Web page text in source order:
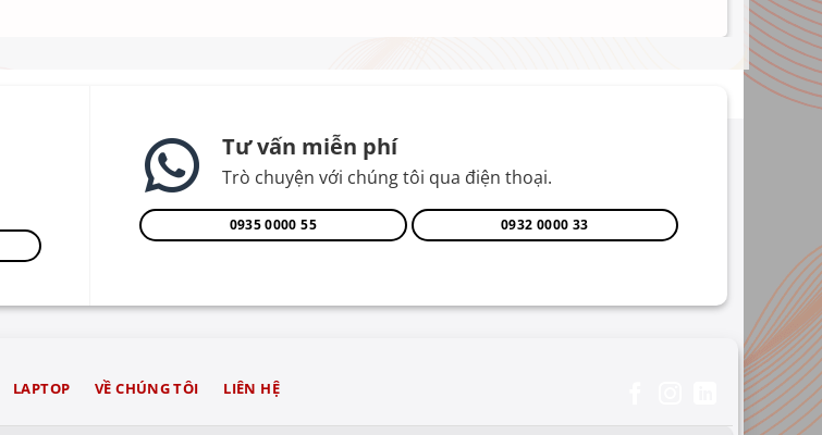
Tư vấn miễn phí
Trò chuyện với chúng tôi qua điện thoại.
0935 0000 55 0932 0000 33
LAPTOP VỀ CHÚNG TÔI LIÊN HỆ